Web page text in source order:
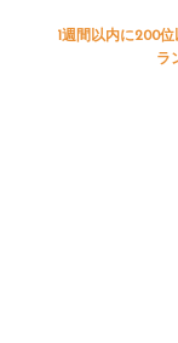
1週間以内に200
ラ